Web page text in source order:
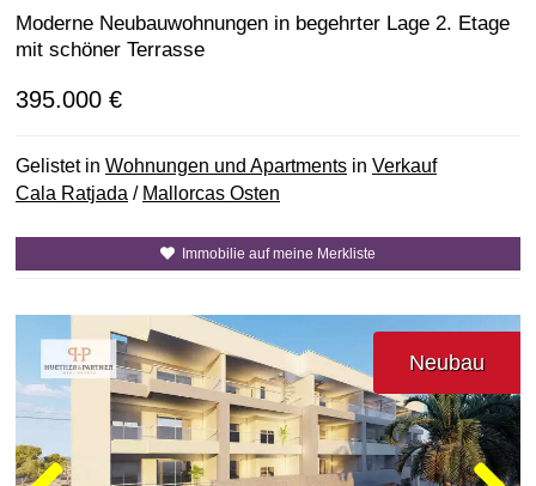
Moderne Neubauwohnungen in begehrter Lage 2. Etage
mit schöner Terrasse
395.000 €
Gelistet in Wohnungen und Apartments in Verkauf
Cala Ratjada / Mallorcas Osten
Immobilie auf meine Merkliste
Neubau